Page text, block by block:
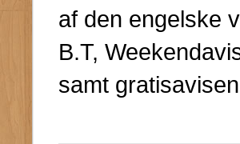
af den engelske
B.T,
samt